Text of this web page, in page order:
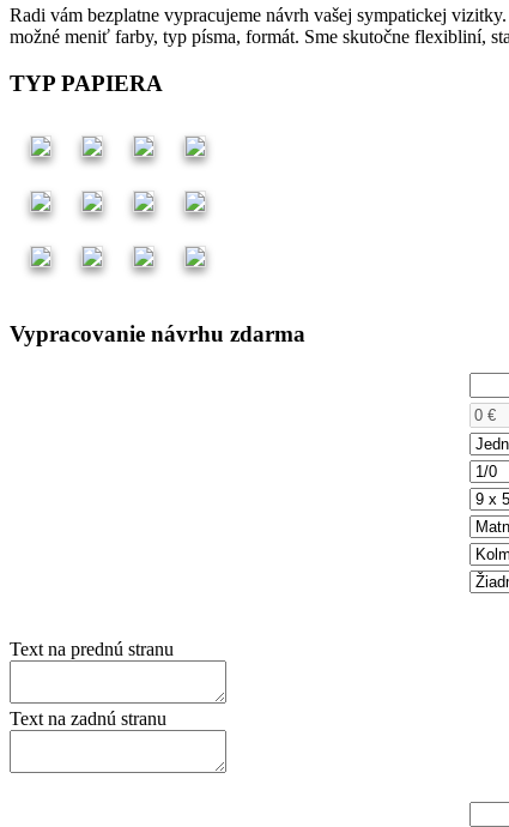
Radi vám bezplatne vypracujeme návrh vašej sympatickej
možné meniť farby, typ písma, formát. Sme skutočne flexibliní,
TYP PAPIERA
Vypracovanie návrhu zdarma
Text na prednú stranu
Text na zadnú stranu